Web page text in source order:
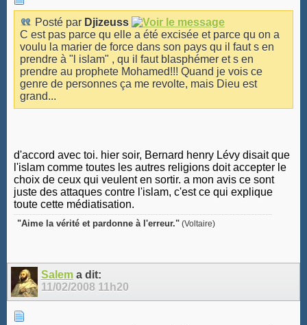
Posté par Djizeuss
C est pas parce qu elle a été excisée et parce qu on a
voulu la marier de force dans son pays qu il faut s en
prendre à "l islam" , qu il faut blasphémer et s en
prendre au prophete Mohamed!!! Quand je vois ce
genre de personnes ça me revolte, mais Dieu est
grand...
d'accord avec toi. hier soir, Bernard henry Lévy disait que
l'islam comme toutes les autres religions doit accepter le
choix de ceux qui veulent en sortir. a mon avis ce sont
juste des attaques contre l'islam, c'est ce qui explique
toute cette médiatisation.
"Aime la vérité et pardonne à l'erreur." (Voltaire)
Salema dit:
11/02/2008 11h20